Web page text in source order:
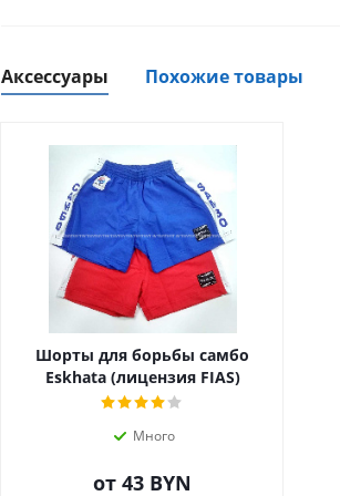
Аксессуары Похожие товары
Шорты для борьбы самбо
Eskhata (лицензия FIAS)
Много
от 43 BYN